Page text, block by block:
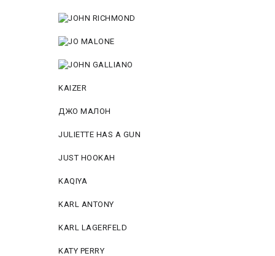
KAIZER
ДЖО МАЛОН
JULIETTE HAS A GUN
JUST HOOKAH
KAQIYA
KARL ANTONY
KARL LAGERFELD
KATY PERRY